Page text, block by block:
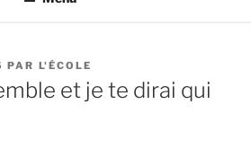
PAR L'ÉCOLE
et je te dirai qui